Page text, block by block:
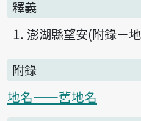
釋義
澎湖縣望安(附錄－
附錄
地名——舊地名